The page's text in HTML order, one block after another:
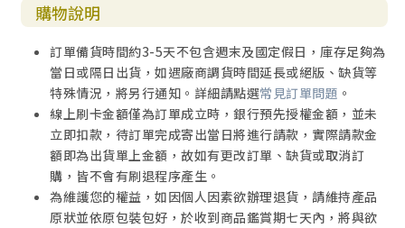
購物說明
訂單備貨時間約3-5天不包含週末及國定假日，庫存足夠為
當日或隔日出貨，如遇廠商調貨時間延長或絕版、缺貨等
特殊情況，將另行通知。詳細請點選常見訂單問題 。
線上刷卡金額僅為訂單成立時，銀行預先授權金額，並未
立即扣款，待訂單完成寄出當日將進行請款，實際請款金
額即為出貨單上金額，故如有更改訂單、缺貨或取消訂
購，皆不會有刷退程序產生。
為維護您的權益，如因個人因素欲辦理退貨，請維持產品
原狀並依原包裝包好，於收到商品鑑賞期七天內，將與欲